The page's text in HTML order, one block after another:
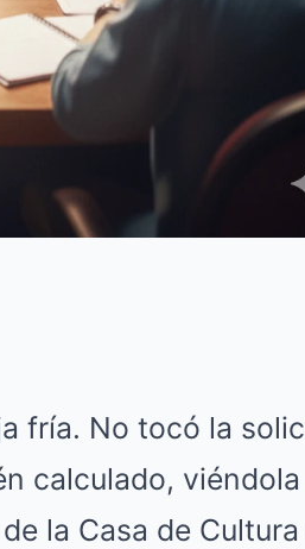
fría. No tocó la
calculado, viéndola
la Casa de